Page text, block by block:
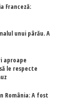
Franceză:
unui pârău. A
aproape
le respecte
România: A fost